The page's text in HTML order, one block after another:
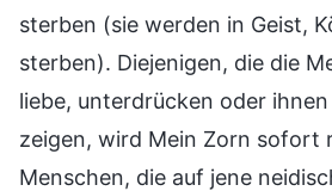
sterben (sie werden in Geist,
sterben). Diejenigen, die die
liebe, unterdrücken oder
zeigen, wird Mein Zorn sofort
Menschen, die auf jene